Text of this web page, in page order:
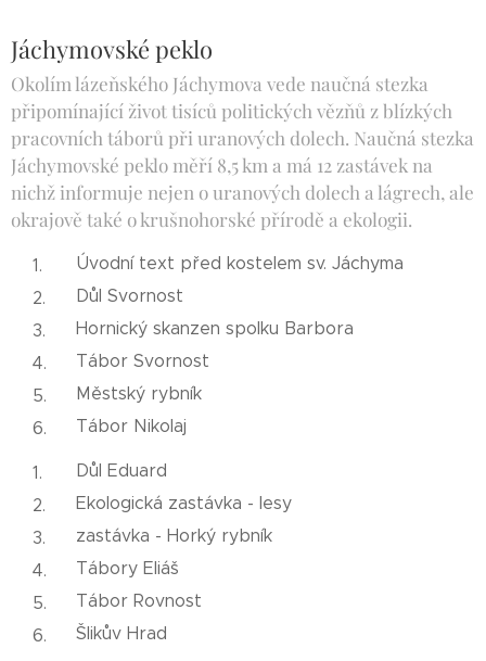
Jáchymovské peklo
Okolím lázeňského Jáchymova vede naučná stezka
připomínající život tisíců politických vězňů z blízkých
pracovních táborů při uranových dolech. Naučná stezka
Jáchymovské peklo měří 8,5 km a má 12 zastávek na
nichž informuje nejen o uranových dolech a lágrech, ale
okrajově také o krušnohorské přírodě a ekologii.
Úvodní text před kostelem sv. Jáchyma
Důl Svornost
Hornický skanzen spolku Barbora
Tábor Svornost
Městský rybník
Tábor Nikolaj
Důl Eduard
Ekologická zastávka - lesy
zastávka - Horký rybník
Tábory Eliáš
Tábor Rovnost
Šlikův Hrad